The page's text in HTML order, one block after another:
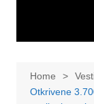
Home
Otkrivene